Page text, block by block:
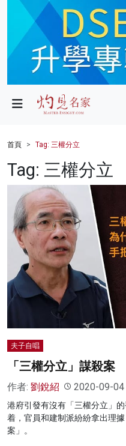
政局
財經
健康
商業
科技
影片
名家榜
灼見活動
首頁 Tag: 三權分立
Tag: 三權分立
夫子自唱
「三權分立」謀殺案
作者: 劉銳紹 2020-09-04
港府引發有沒有「三權分立」
着，官員和建制派紛紛拿出理
案」。